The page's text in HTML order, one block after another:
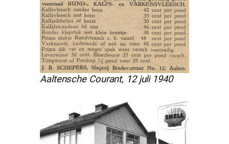
Aaltensche Courant, 12 juli 1940